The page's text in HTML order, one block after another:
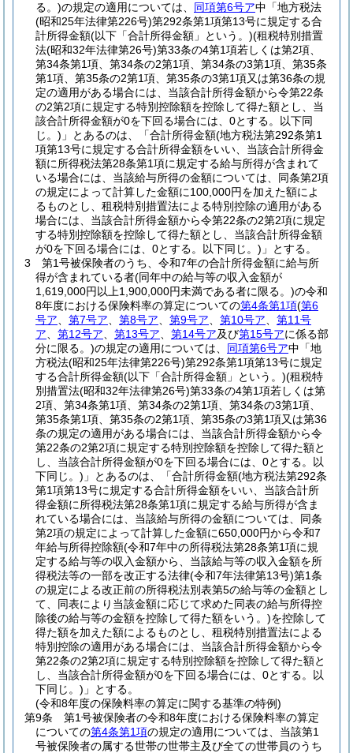
る。)の規定の適用については、 同項第6号ア中「地方税法
(昭和25年法律第226号)第292条第1項第13号に規定する合
計所得金額(以下「合計所得金額」という。)(租税特別措置
法(昭和32年法律第26号)第33条の4第1項若しくは第2項、
第34条第1項、第34条の2第1項、第34条の3第1項、第35条
第1項、第35条の2第1項、第35条の3第1項又は第36条の規
定の適用がある場合には、当該合計所得金額から令第22条
の2第2項に規定する特別控除額を控除して得た額とし、当
該合計所得金額が0を下回る場合には、0とする。以下同
じ。) 」とあるのは、「合計所得金額(地方税法第292条第1
項第13号に規定する合計所得金額をいい、当該合計所得金
額に所得税法第28条第1項に規定する給与所得が含まれて
いる場合には、当該給与所得の金額については、同条第2項
の規定によって計算した金額に100,000円を加えた額によ
るものとし、租税特別措置法による特別控除の適用がある
場合には、当該合計所得金額から令第22条の2第2項に規定
する特別控除額を控除して得た額とし、当該合計所得金額
が0を下回る場合には、0とする。以下同じ。) 」とする。
3
第1号被保険者のうち、令和7年の合計所得金額に給与所
得が含まれている者(同年中の給与等の収入金額が
1,619,000円以上1,900,000円未満である者に限る。)の令和
8年度における保険料率の算定についての第4条第1項(第6
号ア
第7号ア 第8号ア 第9号ア 第10号ア
第11号
ア
第12号ア 第13号ア 第14号ア及び第15号アに係る部
分に限る。)の規定の適用については、 同項第6号ア中「地
方税法(昭和25年法律第226号)第292条第1項第13号に規定
する合計所得金額(以下「合計所得金額」という。)(租税特
別措置法(昭和32年法律第26号)第33条の4第1項若しくは第
2項、第34条第1項、第34条の2第1項、第34条の3第1項、
第35条第1項、第35条の2第1項、第35条の3第1項又は第36
条の規定の適用がある場合には、当該合計所得金額から令
第22条の2第2項に規定する特別控除額を控除して得た額と
し、当該合計所得金額が0を下回る場合には、0とする。以
下同じ。) 」とあるのは、「合計所得金額(地方税法第292条
第1項第13号に規定する合計所得金額をいい、当該合計所
得金額に所得税法第28条第1項に規定する給与所得が含ま
れている場合には、当該給与所得の金額については、同条
第2項の規定によって計算した金額に650,000円から令和7
年給与所得控除額(令和7年中の所得税法第28条第1項に規
定する給与等の収入金額から、当該給与等の収入金額を所
得税法等の一部を改正する法律(令和7年法律第13号)第1条
の規定による改正前の所得税法別表第5の給与等の金額とし
て、同表により当該金額に応じて求めた同表の給与所得控
除後の給与等の金額を控除して得た額をいう。)を控除して
得た額を加えた額によるものとし、租税特別措置法による
特別控除の適用がある場合には、当該合計所得金額から令
第22条の2第2項に規定する特別控除額を控除して得た額と
し、当該合計所得金額が0を下回る場合には、0とする。以
下同じ。) 」とする。
(令和8年度の保険料率の算定に関する基準の特例)
第9条
第1号被保険者の令和8年度における保険料率の算定
についての第4条第1項の規定の適用については、当該第1
号被保険者の属する世帯の世帯主及び全ての世帯員のうち